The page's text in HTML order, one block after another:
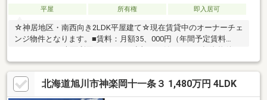
平屋 所有権 即入居可
☆神居地区・南西向き2LDK平屋建て☆現在賃貸中のオーナーチェ
ンジ物件となります。■賃料：月額35、000円（年間予定賃料
す！すでに賃貸中のため購入後すぐに家賃収入が得られます。こ
れから投資をお考えの方にもおすすめです！■金融機関、リフォ
ームなどのご相談承ります！お気軽にお問い合わせください♪※本
物件は”賃貸中（オーナーチェンジ）”となりますので、原則内覧
北海道旭川市神楽岡十一条３ 1,480万円 4LDK